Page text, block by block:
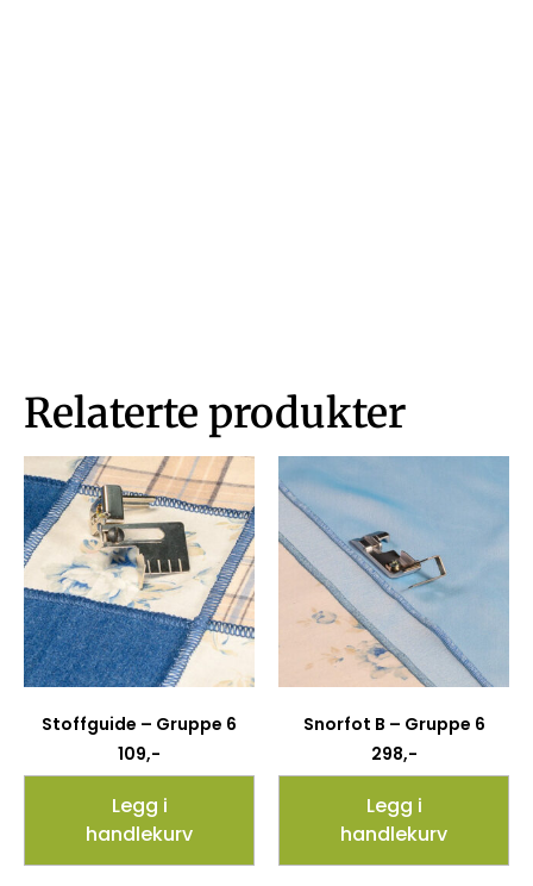
Relaterte produkter
Stoffguide – Gruppe 6
109,-
Legg i
handlekurv
Snorfot B – Gruppe 6
298,-
Legg i
handlekurv